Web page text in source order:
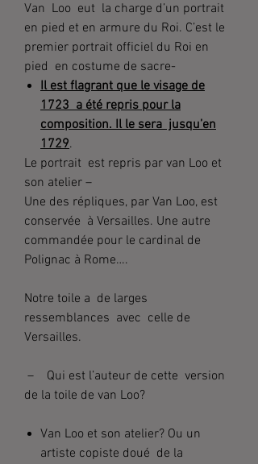
Van Loo eut la charge d’un portrait
en pied et en armure du Roi. C’est le
premier portrait officiel du Roi en
pied en costume de sacre-
Il est flagrant que le visage de
1723 a été repris pour la
composition. Il le sera jusqu’en
1729.
Le portrait est repris par van Loo et
son atelier –
Une des répliques, par Van Loo, est
conservée à Versailles. Une autre
commandée pour le cardinal de
Polignac à Rome….
Notre toile a de larges
ressemblances avec celle de
Versailles.
– Qui est l’auteur de cette version
de la toile de van Loo?
Van Loo et son atelier? Ou un
artiste copiste doué de la